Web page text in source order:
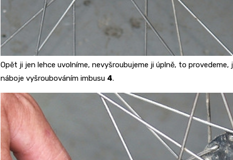
Opět ji jen lehce uvolníme, nevyšroubujeme ji úplně, to
náboje vyšroubováním imbusu 4.